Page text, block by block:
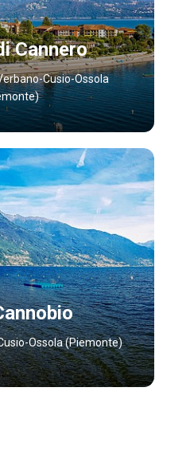
Cannero
Cusio-Ossola
Ossola (Piemonte)